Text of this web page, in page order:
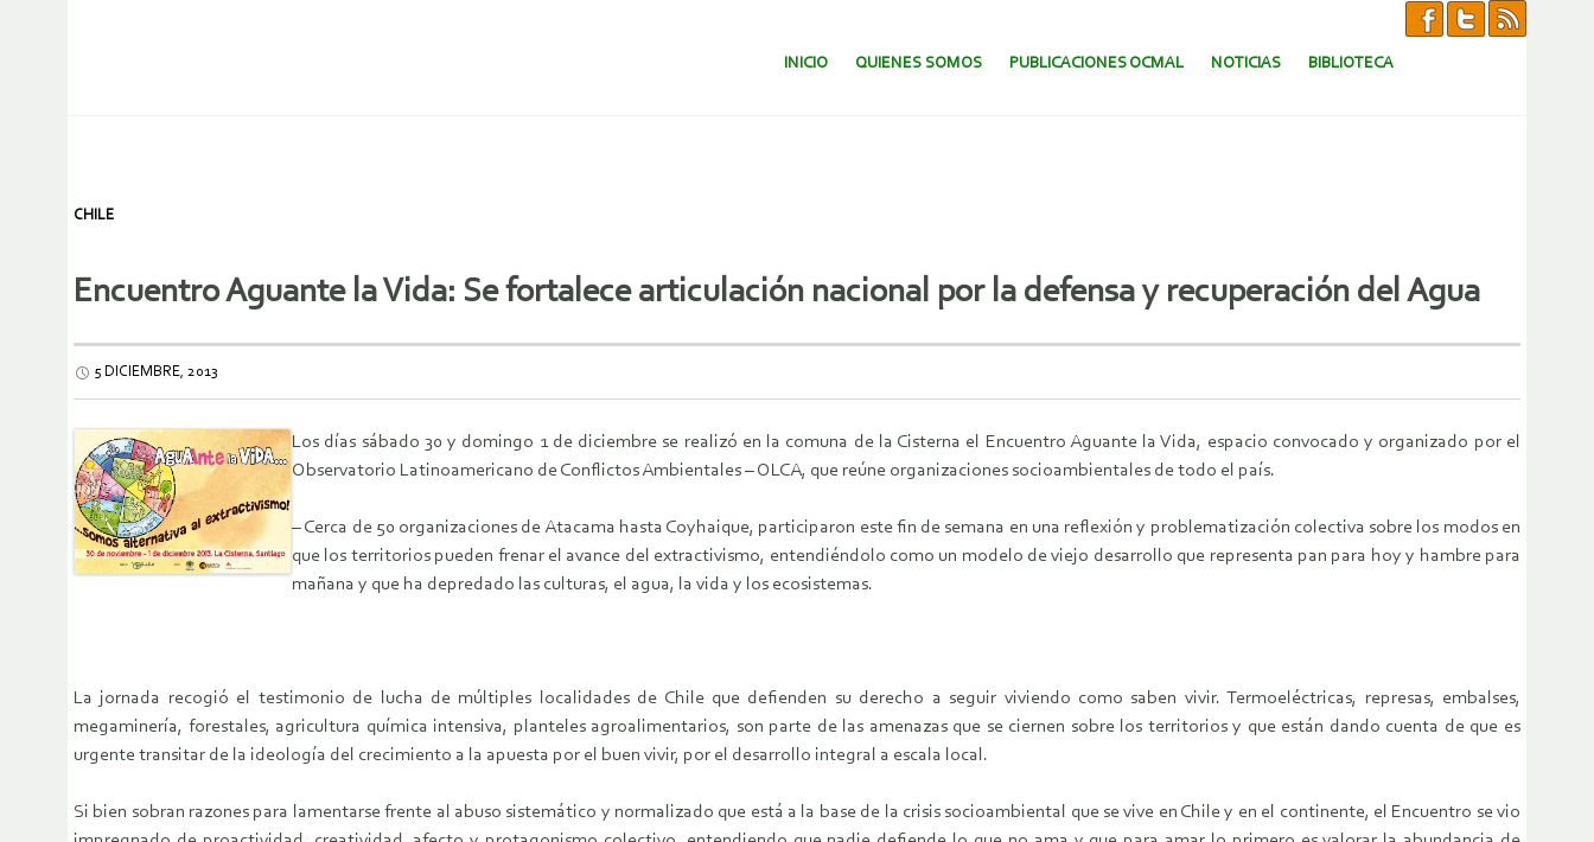
SALTAR AL CONTENIDO.
INICIO QUIENES SOMOS PUBLICACIONES OCMAL NOTICIAS BIBLIOTECA
CHILE
Encuentro Aguante la Vida: Se fortalece articulación nacional por la defensa y recuperación del Agua
5 DICIEMBRE, 2013
Los días sábado 30 y domingo 1 de diciembre se realizó en la comuna de la Cisterna el Encuentro Aguante la Vida, espacio convocado y organizado por el
Observatorio Latinoamericano de Conflictos Ambientales – OLCA, que reúne organizaciones socioambientales de todo el país.
– Cerca de 50 organizaciones de Atacama hasta Coyhaique, participaron este fin de semana en una reflexión y problematización colectiva sobre los modos en
que los territorios pueden frenar el avance del extractivismo, entendiéndolo como un modelo de viejo desarrollo que representa pan para hoy y hambre para
mañana y que ha depredado las culturas, el agua, la vida y los ecosistemas.
La jornada recogió el testimonio de lucha de múltiples localidades de Chile que defienden su derecho a seguir viviendo como saben vivir. Termoeléctricas, represas, embalses,
megaminería, forestales, agricultura química intensiva, planteles agroalimentarios, son parte de las amenazas que se ciernen sobre los territorios y que están dando cuenta de que es
urgente transitar de la ideología del crecimiento a la apuesta por el buen vivir, por el desarrollo integral a escala local.
Si bien sobran razones para lamentarse frente al abuso sistemático y normalizado que está a la base de la crisis socioambiental que se vive en Chile y en el continente, el Encuentro se vio